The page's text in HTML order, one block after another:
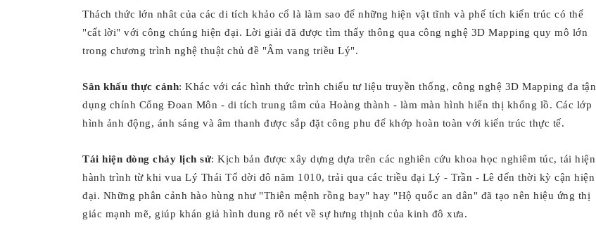
Thách thức lớn nhât của các di tích khảo cổ là làm sao để những hiện vật tĩnh và phế tích kiến trúc có thể
"cất lời" với công chúng hiện đại. Lời giải đã được tìm thấy thông qua công nghệ 3D Mapping quy mô lớn
trong chương trình nghệ thuật chủ đề "Âm vang triều Lý".
Sân khấu thực cảnh: Khác với các hình thức trình chiếu tư liệu truyền thống, công nghệ 3D Mapping đa tận
dụng chính Cổng Đoan Môn - di tích trung tâm của Hoàng thành - làm màn hình hiển thị khổng lồ. Các lớp
hình ảnh động, ánh sáng và âm thanh được sắp đặt công phu để khớp hoàn toàn với kiến trúc thực tế.
Tái hiện dòng chảy lịch sử: Kịch bản được xây dựng dựa trên các nghiên cứu khoa học nghiêm túc, tái hiện
hành trình từ khi vua Lý Thái Tổ dời đô năm 1010, trải qua các triều đại Lý - Trần - Lê đến thời kỳ cận hiện
đại. Những phân cảnh hào hùng như "Thiên mệnh rồng bay" hay "Hộ quốc an dân" đã tạo nên hiệu ứng thị
giác mạnh mẽ, giúp khán giả hình dung rõ nét về sự hưng thịnh của kinh đô xưa.